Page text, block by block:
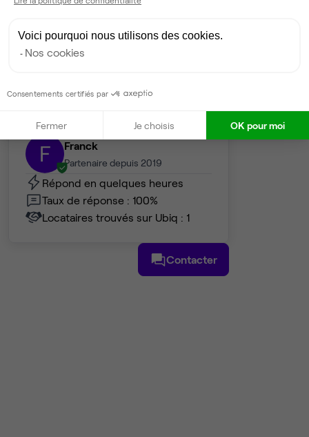
Dispo
Voir tout
F Franck
Partenaire depuis 2019
Répond en quelques heures
Taux de réponse : 100%
Locataires trouvés sur Ubiq : 1
Contacter
Voici pourquoi nous utilisons des cookies.
Nos cookies
Consentements certifiés par
Fermer Je choisis OK pour moi